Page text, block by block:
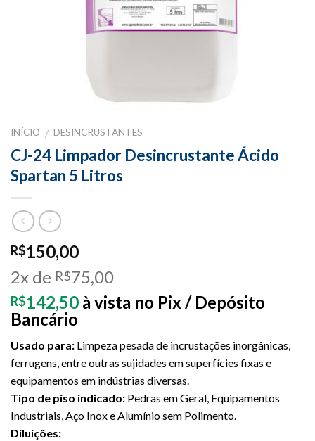
INÍCIO / DESINCRUSTANTES
CJ-24 Limpador Desincrustante Ácido
Spartan 5 Litros
R$150,00
2x de R$75,00
R$142,50 à vista no Pix / Depósito
Bancário
Usado para: Limpeza pesada de incrustações inorgânicas,
ferrugens, entre outras sujidades em superfícies fixas e
equipamentos em indústrias diversas.
Tipo de piso indicado: Pedras em Geral, Equipamentos
Industriais, Aço Inox e Alumínio sem Polimento.
Diluições: